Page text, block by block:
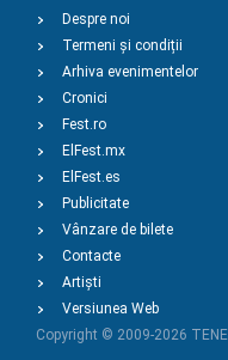
Despre noi
Termeni și condiții
Arhiva evenimentelor
Cronici
Fest.ro
ElFest.mx
ElFest.es
Publicitate
Vânzare de bilete
Contacte
Artiști
Versiunea Web
Copyright © 2009-2026